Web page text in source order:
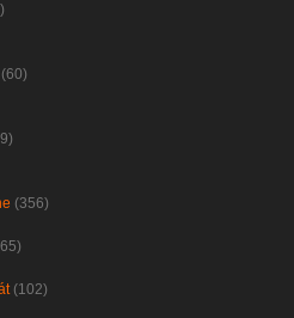
(60)
(356)
(102)